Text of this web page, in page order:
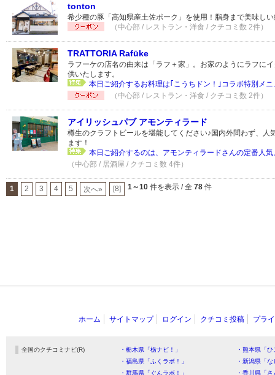
tonton
希少種の豚「高知県産土佐ポーク」を使用！脂身まで美味し
（中心部 / レストラン・洋食 / クチコミ数 2件）
TRATTORIA Rafūke
ラフーケの店名の由来は「ラフ＋家」。お家のようにラフに
供いたします。
本日ご紹介するお料理は｢こうちドン！｣コラボ特別メ
（中心部 / レストラン・洋食 / クチコミ数 2件）
アイリッシュパブ アモンティラード
樽生のクラフトビールを堪能してください♪国内外問わず、人
ます！
本日ご紹介するのは、アモンティラードさんの定番人
（中心部 / 居酒屋 / クチコミ数 4件）
1 2 3 4 5 次へ» [8] 1～10 件を表示 / 全 78 件
ホーム サイトマップ ログイン クチコミ投稿 プラ
全国のクチコミナビ(R) ・栃木県「栃ナビ！」
・熊本県「
・福島県「ふくラボ！」
・新潟県「
・群馬県「ぐんラボ！」
・香川県「